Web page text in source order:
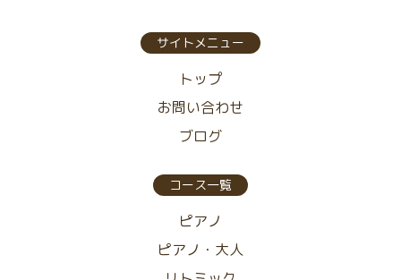
サイトメニュー
トップ
お問い合わせ
ブログ
コース一覧
ピアノ
ピアノ・大人